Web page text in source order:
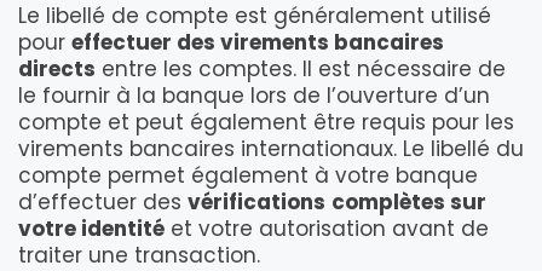
Le libellé de compte est généralement utilisé
pour effectuer des virements bancaires
directs entre les comptes. Il est nécessaire de
le fournir à la banque lors de l’ouverture d’un
compte et peut également être requis pour les
virements bancaires internationaux. Le libellé du
compte permet également à votre banque
d’effectuer des vérifications complètes sur
votre identité et votre autorisation avant de
traiter une transaction.